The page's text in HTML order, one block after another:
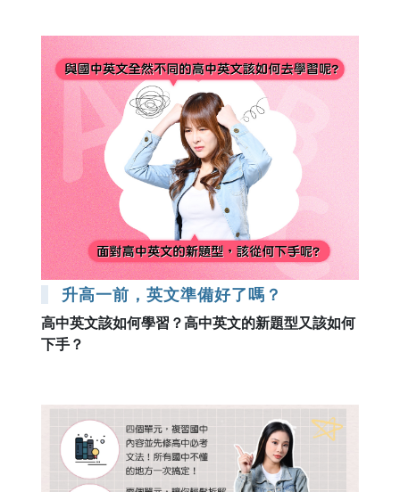
升高一前，英文準備好了嗎？
高中英文該如何學習？高中英文的新題型又該如何
下手？